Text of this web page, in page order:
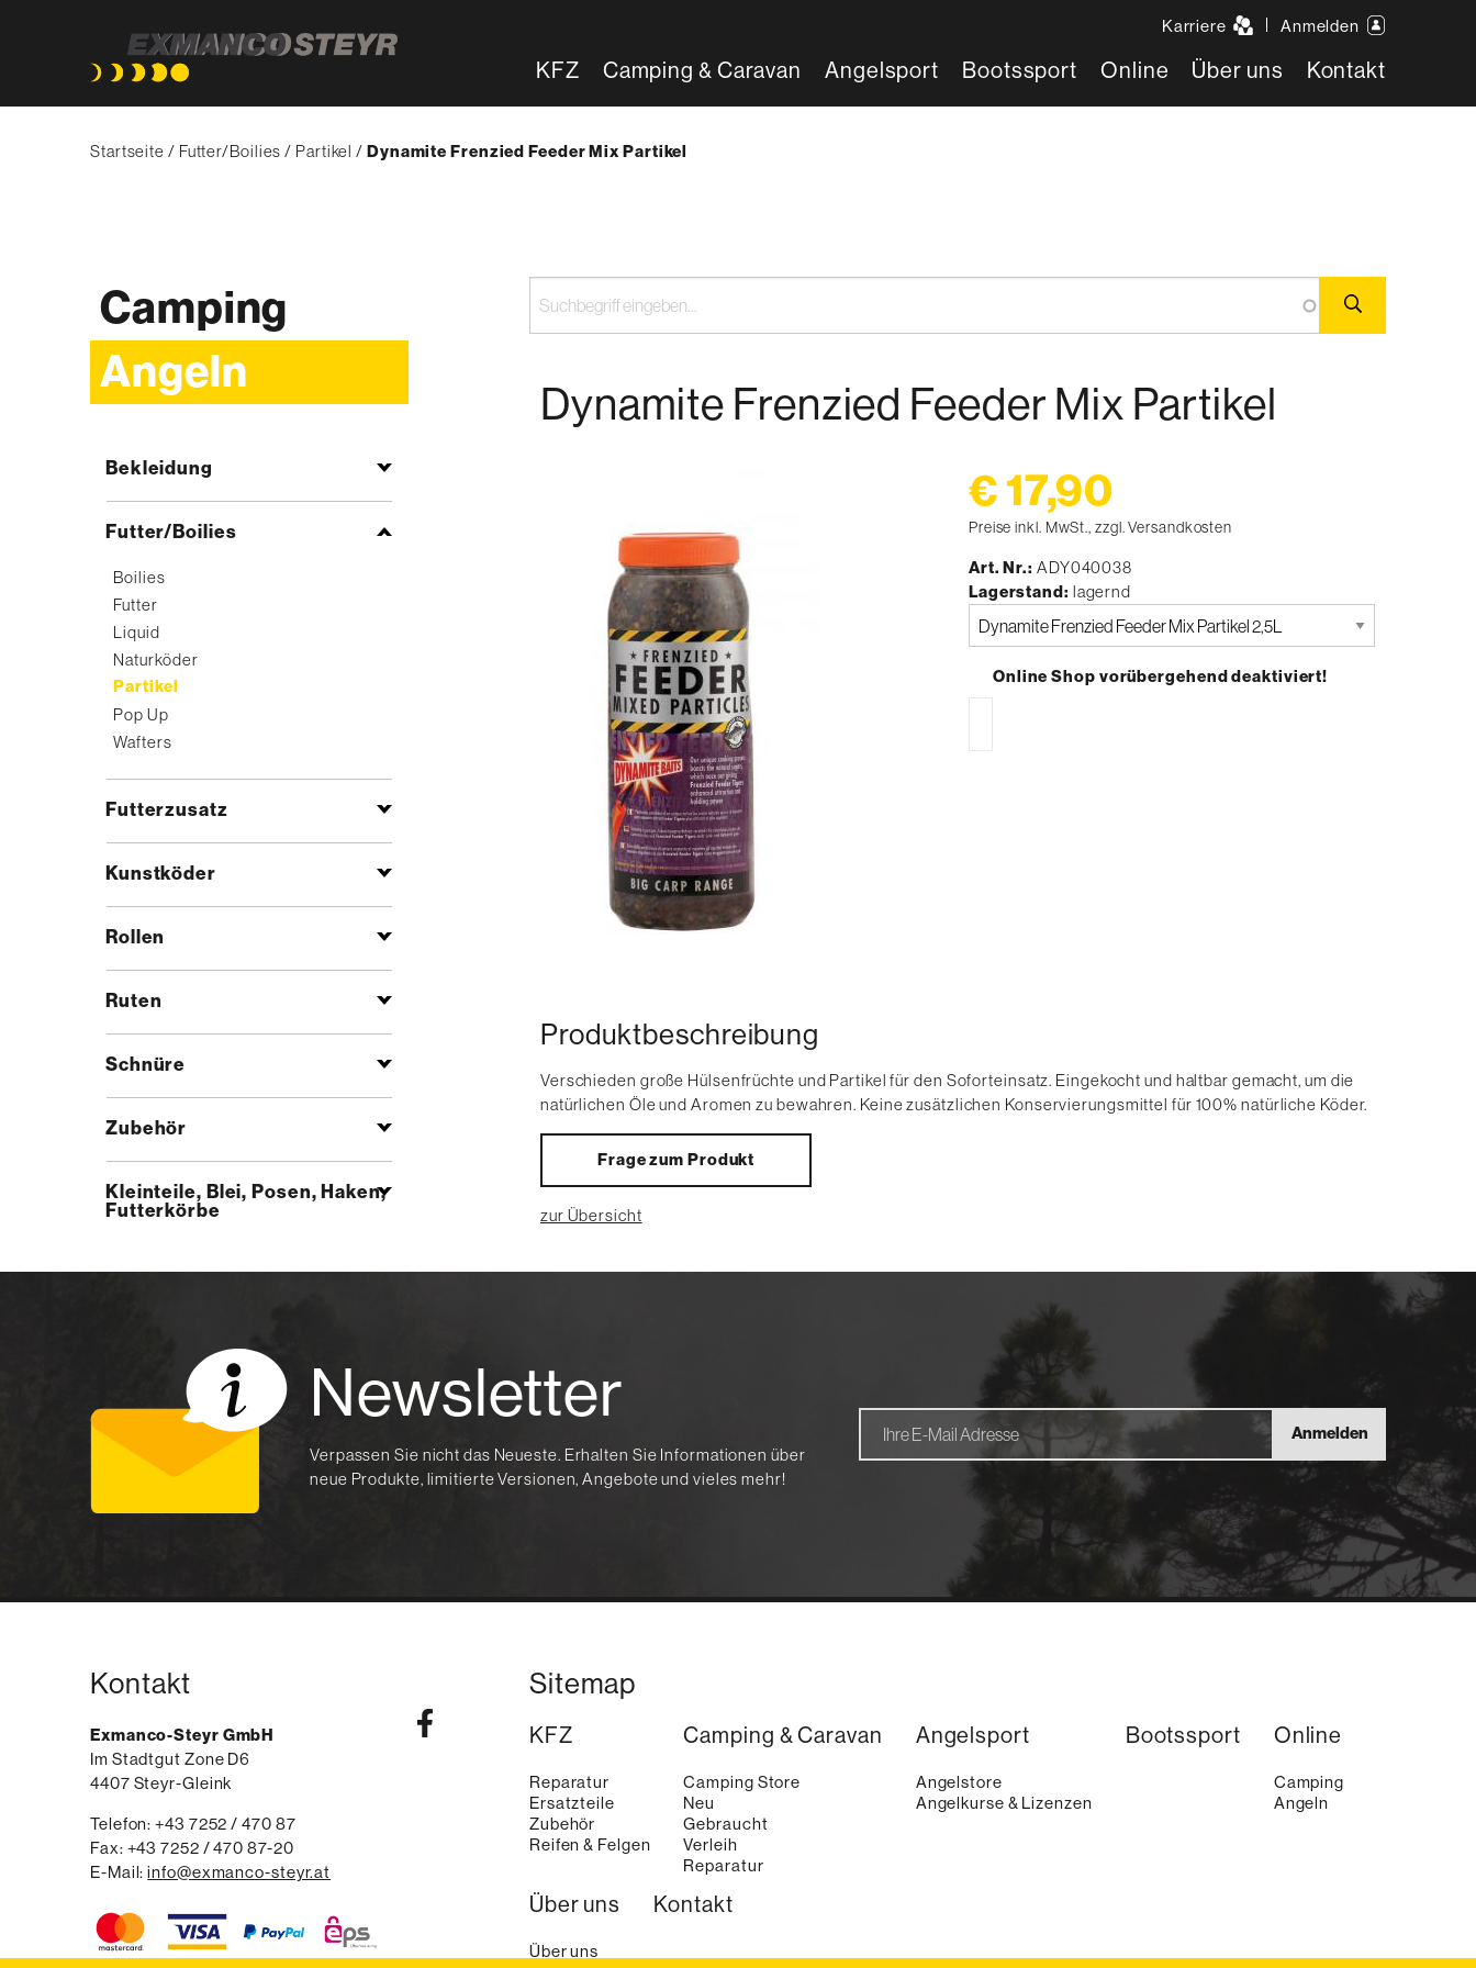
Karriere Anmelden
KFZ Camping & Caravan Angelsport Bootssport Online Über uns Kontakt
Startseite
Futter/Boilies Partikel {'Current'|t}:
Dynamite Frenzied Feeder Mix Partikel
Dynamite Frenzied Feeder Mix Partikel
€ 17,90
Preise inkl. MwSt., zzgl. Versandkosten
Art. Nr. ADY040038
Lagerstand lagernd
Bitte
auswählen
Online Shop vorübergehend deaktiviert!
Produktbeschreibung
Verschieden große Hülsenfrüchte und Partikel für den Soforteinsatz. Eingekocht und haltbar gemacht, um die
natürlichen Öle und Aromen zu bewahren. Keine zusätzlichen Konservierungsmittel für 100% natürliche Köder.
Frage zum Produkt
zur Übersicht
Camping
Angeln
Bekleidung
Futter/Boilies
Boilies
Futter
Liquid
Naturköder
Partikel
Pop Up
Wafters
Futterzusatz
Kunstköder
Rollen
Ruten
Schnüre
Zubehör
Kleinteile, Blei, Posen, Haken,
Futterkörbe
Newsletter
Verpassen Sie nicht das Neueste. Erhalten Sie Informationen über
neue Produkte, limitierte Versionen, Angebote und vieles mehr!
Anmelden
Kontakt
Exmanco-Steyr GmbH
Im Stadtgut Zone D6
4407 Steyr-Gleink
Telefon: voice
+43 7252 / 470 87
Fax: fax
+43 7252 / 470 87-20
E-Mail: email
info@exmanco-steyr.at
Sitemap
KFZ
Reparatur
Ersatzteile
Zubehör
Reifen & Felgen
Camping & Caravan
Camping Store
Neu
Gebraucht
Verleih
Reparatur
Angelsport
Angelstore
Angelkurse & Lizenzen
Bootssport Online
Camping
Angeln
Über uns
Über uns
Kontakt